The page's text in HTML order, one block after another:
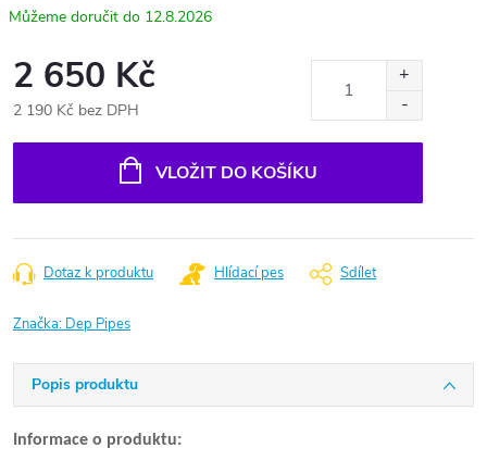
12.8.2026
2 650 Kč
2 190 Kč bez DPH
VLOŽIT DO KOŠÍKU
Dotaz k produktu Hlídací pes Sdílet
Značka: Dep Pipes
Popis produktu
Informace o produktu: